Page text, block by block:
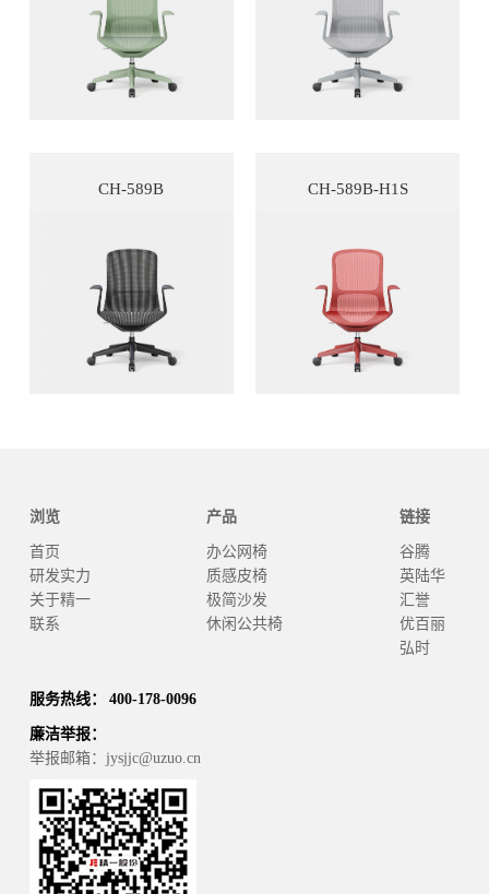
CH-589B CH-589B-H1S
浏览
首页
研发实力
关于精一
联系
产品
办公网椅
质感皮椅
极简沙发
休闲公共椅
链接
谷腾
英陆华
汇誉
优百丽
弘时
服务热线： 400-178-0096
廉洁举报：
举报邮箱：jysjjc@uzuo.cn